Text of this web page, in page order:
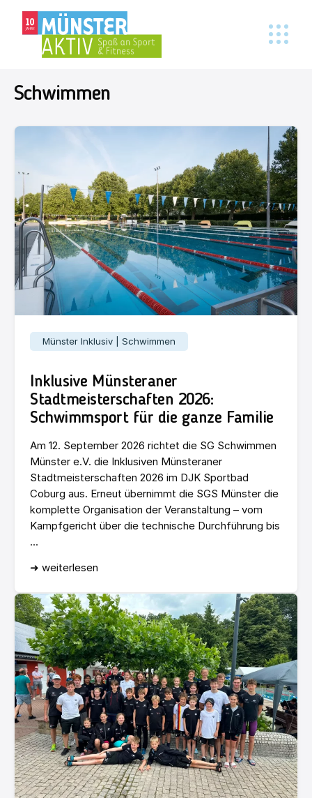
Schwimmen
Münster Inklusiv | Schwimmen
Inklusive Münsteraner
Stadtmeisterschaften 2026:
Schwimmsport für die ganze Familie
Am 12. September 2026 richtet die SG Schwimmen
Münster e.V. die Inklusiven Münsteraner
Stadtmeisterschaften 2026 im DJK Sportbad
Coburg aus. Erneut übernimmt die SGS Münster die
komplette Organisation der Veranstaltung – vom
Kampfgericht über die technische Durchführung bis
...
➜ weiterlesen